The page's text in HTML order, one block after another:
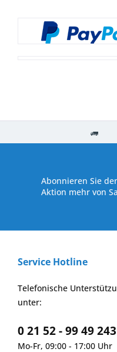
Abonnieren Sie
Aktion mehr von
Service Hotline
Telefonische
unter:
0 21 52 - 99 49 243
Mo-Fr, 09:00 - 17:00 Uhr